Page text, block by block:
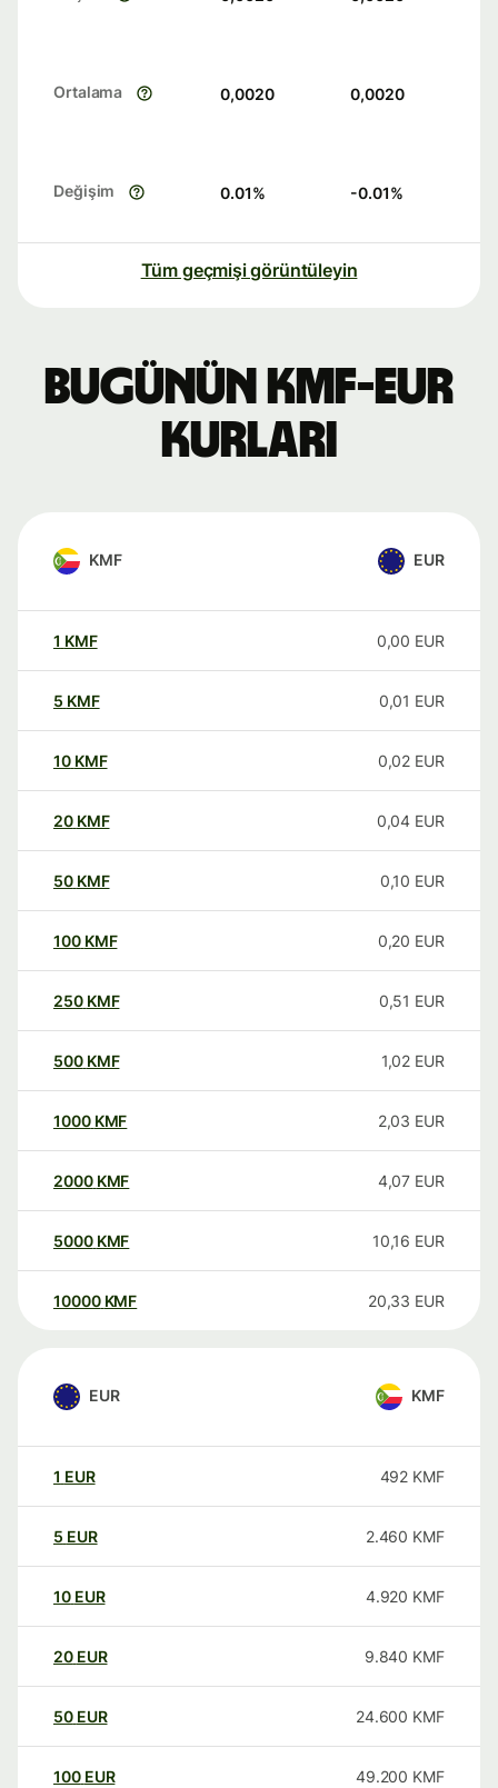
Ortalama 0,0020 0,0020
Değişim 0.01% -0.01%
Tüm geçmişi görüntüleyin
Bugünün KMF-EUR
kurları
KMF EUR
1 KMF 0,00 EUR
5 KMF 0,01 EUR
10 KMF 0,02 EUR
20 KMF 0,04 EUR
50 KMF 0,10 EUR
100 KMF 0,20 EUR
250 KMF 0,51 EUR
500 KMF 1,02 EUR
1000 KMF 2,03 EUR
2000 KMF 4,07 EUR
5000 KMF 10,16 EUR
10000 KMF 20,33 EUR
EUR KMF
1 EUR 492 KMF
5 EUR 2.460 KMF
10 EUR 4.920 KMF
20 EUR 9.840 KMF
50 EUR 24.600 KMF
100 EUR 49.200 KMF